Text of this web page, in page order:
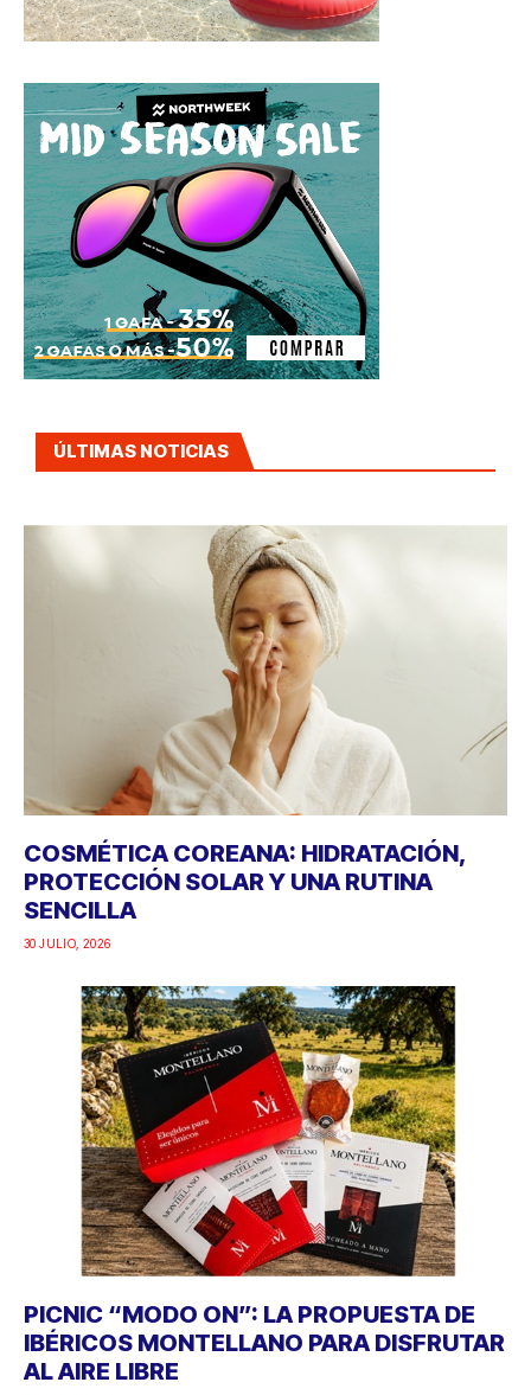
ÚLTIMAS NOTICIAS
COSMÉTICA COREANA: HIDRATACIÓN,
PROTECCIÓN SOLAR Y UNA RUTINA
SENCILLA
30 JULIO, 2026
PICNIC “MODO ON”: LA PROPUESTA DE
IBÉRICOS MONTELLANO PARA DISFRUTAR
AL AIRE LIBRE